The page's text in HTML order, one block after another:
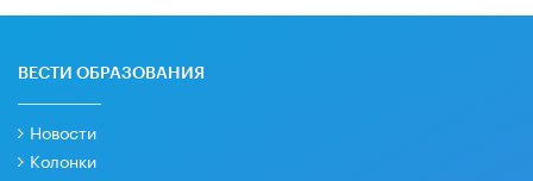
ВЕСТИ ОБРАЗОВАНИЯ
Новости
Колонки